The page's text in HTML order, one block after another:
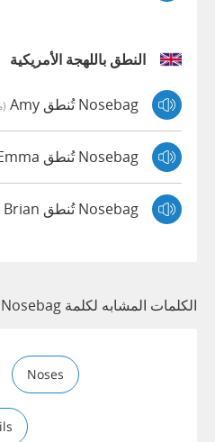
النطق باللهجة الأمريكية
Nosebag تُنطق Amy
Nosebag تُنطق Emma
Nosebag تُنطق Brian
الكلمات المشابه لكلمة Nosebag
Noses